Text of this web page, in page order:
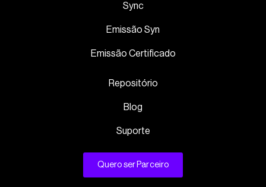
Sync
Emissão Syn
Emissão Certificado
Repositório
Blog
Suporte
Quero ser Parceiro